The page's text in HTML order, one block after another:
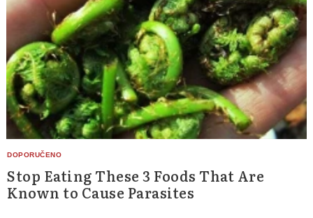
Stop Eating These 3 Foods That Are
Known to Cause Parasites